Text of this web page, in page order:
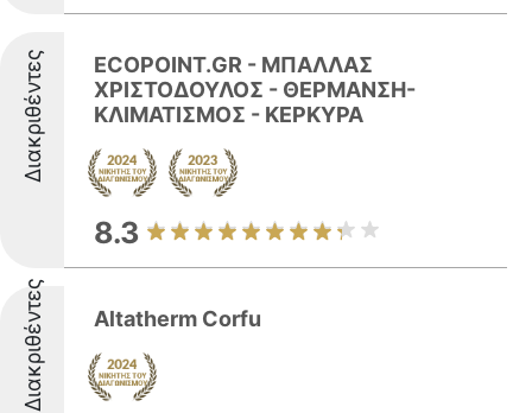
Διακριθέντες
ECOPOINT.GR - ΜΠΑΛΛΑΣ
ΧΡΙΣΤΟΔΟΥΛΟΣ - ΘΕΡΜΑΝΣΗ-
ΚΛΙΜΑΤΙΣΜΟΣ - ΚΕΡΚΥΡΑ
8.3
Διακριθέντες Altatherm Corfu